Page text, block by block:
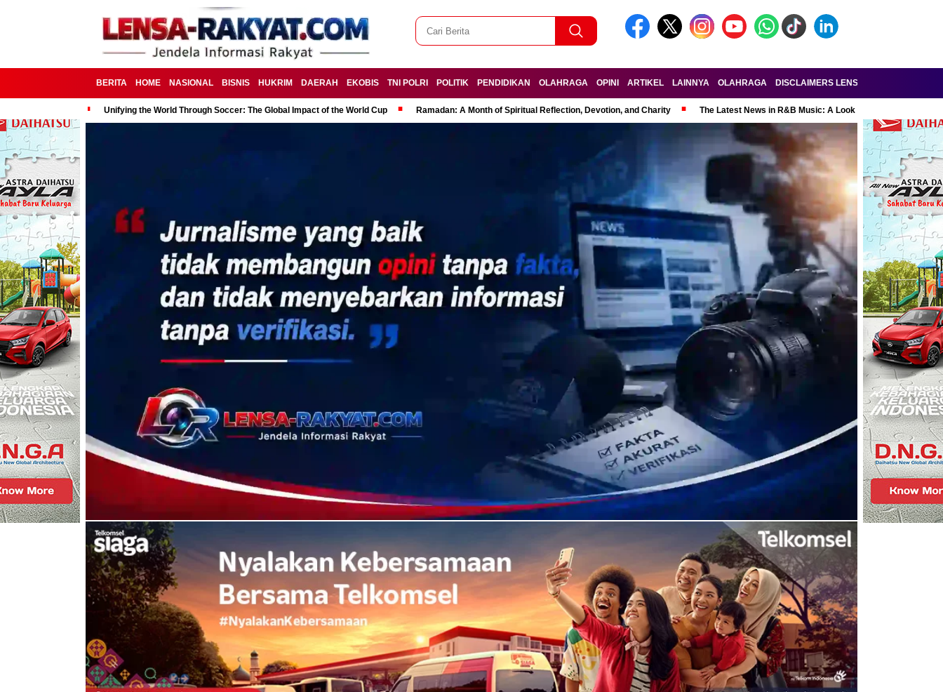
BERITA HOME NASIONAL BISNIS HUKRIM DAERAH EKOBIS TNI POLRI POLITIK PENDIDIKAN OLAHRAGA OPINI ARTIKEL LAINNYA OLAHRAGA DISCLAIMERS LENSA-RAKYAT.COM
Unifying the World Through Soccer: The Global Impact of the World Cup Ramadan: A Month of Spiritual Reflection, Devotion, and Charity The Latest News in R&B Music: A Look at Super Bowl